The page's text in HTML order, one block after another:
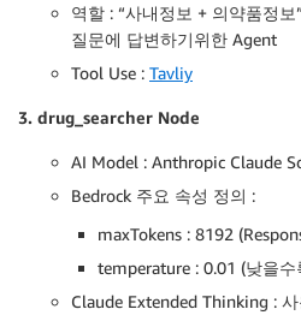
# Previous Context
PREVIOUS_CONTEXT}
역할 : “사내정보 + 의약품정
질문에 답변하기위한 Agent
Tool Use : Tavliy
3. drug_searcher Node
AI Model : Anthropic Claude
Bedrock 주요 속성 정의 :
maxTokens : 8192
temperature : 0.01 (낮을
Claude Extended Thinking :